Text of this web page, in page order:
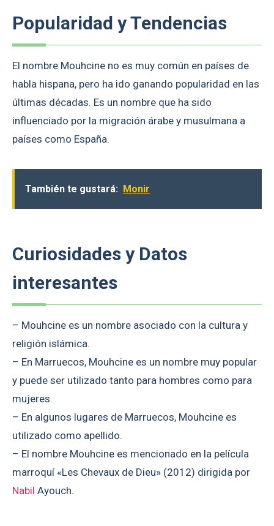
Popularidad y Tendencias
El nombre Mouhcine no es muy común en países de
habla hispana, pero ha ido ganando popularidad en las
últimas décadas. Es un nombre que ha sido
influenciado por la migración árabe y musulmana a
países como España.
También te gustará: Monir
Curiosidades y Datos
interesantes
– Mouhcine es un nombre asociado con la cultura y
religión islámica.
– En Marruecos, Mouhcine es un nombre muy popular
y puede ser utilizado tanto para hombres como para
mujeres.
– En algunos lugares de Marruecos, Mouhcine es
utilizado como apellido.
– El nombre Mouhcine es mencionado en la película
marroquí «Les Chevaux de Dieu» (2012) dirigida por
Nabil Ayouch.